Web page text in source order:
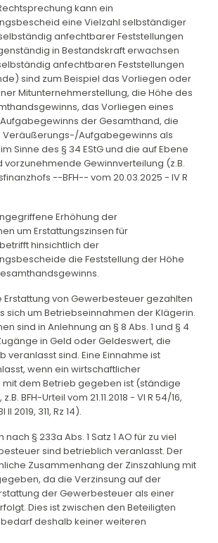
kann ein
eine Vielzahl selbständiger
anfechtbarer Feststellungen
in Bestandskraft erwachsen
anfechtbaren Feststellungen
sind zum Beispiel das Vorliegen oder
Mitunternehmerstellung, die Höhe des
das Vorliegen eines
der Gesamthand, die
Veräußerungs-/Aufgabegewinns als
Sinne des § 34 EStG und die auf Ebene
Gewinnverteilung (z.B.
--BFH-- vom 20.03.2025 - IV R
Erhöhung der
um Erstattungszinsen für
hinsichtlich der
die Feststellung der Höhe
Erstattung von Gewerbesteuer gezahlten
sich um Betriebseinnahmen der Klägerin.
sind in Anlehnung an § 8 Abs. 1 und § 4
in Geld oder Geldeswert, die
veranlasst sind. Eine Einnahme ist
wenn ein wirtschaftlicher
dem Betrieb gegeben ist (ständige
BFH-Urteil vom 21.11.2018 - VI R 54/16,
II 2019, 311, Rz 14).
§ 233a Abs. 1 Satz 1 AO für zu viel
sind betrieblich veranlasst. Der
Zusammenhang der Zinszahlung mit
da die Verzinsung auf der
der Gewerbesteuer als einer
Dies ist zwischen den Beteiligten
deshalb keiner weiteren